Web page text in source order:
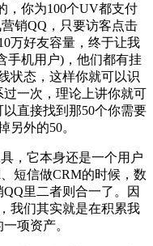
，你为100个UV都支付
销QQ，只要访客点击
万好友容量，终于让我
手机用户)，他们都有挂
状态，这样你就可以识
一次，理论上讲你就可
直接找到那50个你需要
另外的50。
，它本身还是一个用户
短信做CRM的时候，数
里二者则合一了。因
我们其实就是在积累我
项资产。